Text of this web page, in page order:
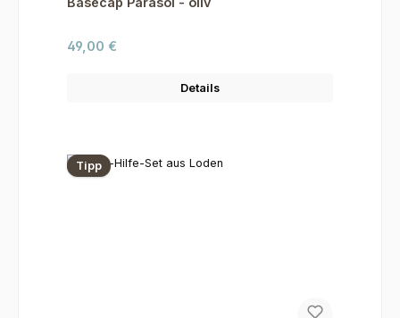
Regulärer Preis:
49,00 €
Details
Tipp